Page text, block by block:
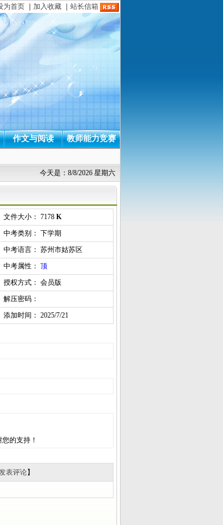
为首页 加入收藏 站长信箱
作文与阅读 教师能力竞赛
今天是：8/8/2026 星期六
文件大小： 7178 K
中考类别： 下学期
中考语言： 苏州市姑苏区
中考属性： 顶
授权方式： 会员版
解压密码：
添加时间： 2025/7/21
的支持！
表评论】